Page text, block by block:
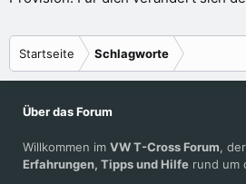
Startseite Schlagworte
Über das Forum
Willkommen im VW T-Cross Forum,
Erfahrungen, Tipps und Hilfe rund um